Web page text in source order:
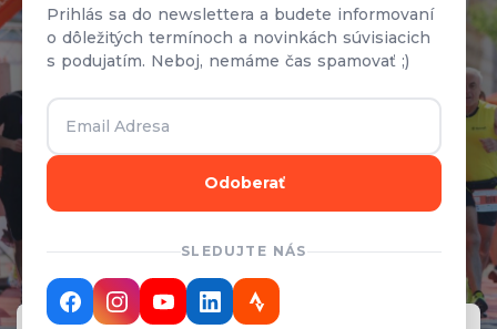
Prihlás sa do newslettera a budete informovaní
o dôležitých termínoch a novinkách súvisiacich
s podujatím. Neboj, nemáme čas spamovať ;)
Odoberať
SLEDUJTE NÁS
PREBEHNEME
SLOVENSKOM S
ENERGIOU OD ZSE /
VSE
27 May 2025